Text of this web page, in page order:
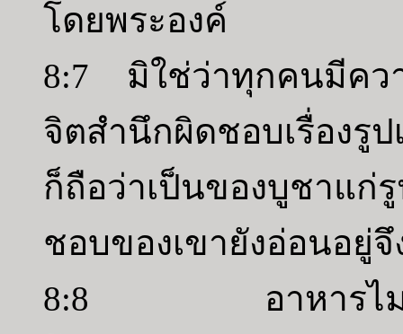
โดยพระองค์
8:7 มิใช่ว่าทุกคนมีคว
จิตสำนึกผิดชอบเรื่องรู
ก็ถือว่าเป็นของบูชาแก่
ชอบของเขายังอ่อนอยู่
8:8 อาหารไม่เป็น